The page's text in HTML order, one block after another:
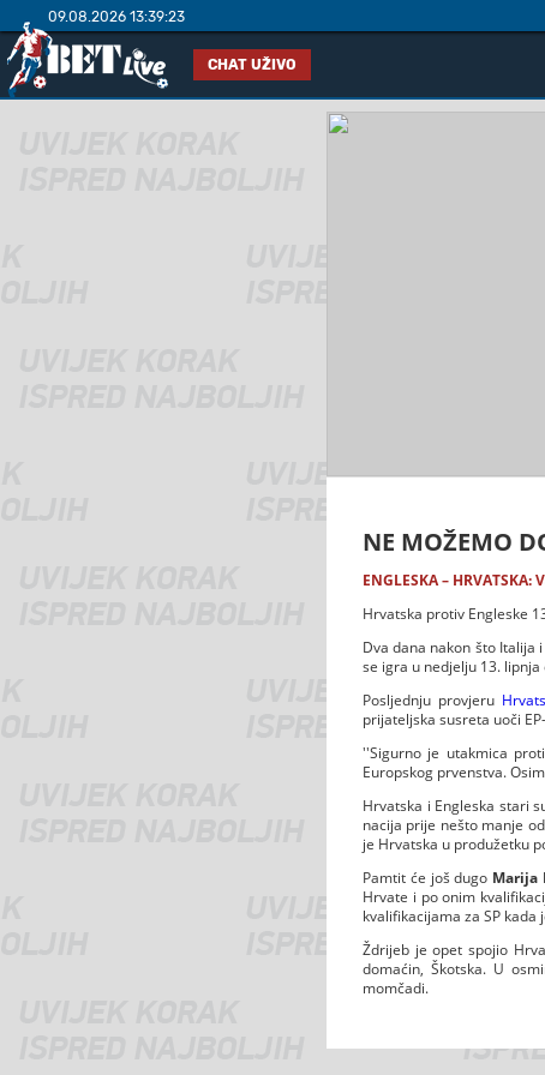
09.08.2026 13:39:23
CHAT UŽIVO
NE MOŽEMO
ENGLESKA –
Hrvatska protiv Engleske
Dva dana nakon što Italija
se igra u nedjelju 13.
Posljednju provjeru
prijateljska susreta uoči
''Sigurno je utakmica
Europskog prvenstva.
Hrvatska i Engleska stari
nacija prije nešto manje
je Hrvatska u produžetku
Pamtit će još dugo Marija
Hrvate i po onim
kvalifikacijama za SP kada
Ždrijeb je opet spojio
domaćin, Škotska. U
momčadi.